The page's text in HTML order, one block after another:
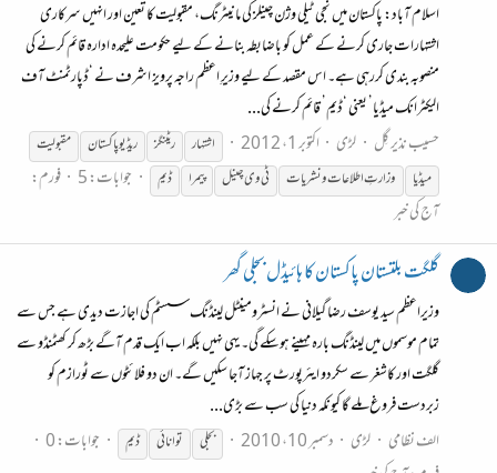
اسلام آباد: پاکستان میں نجی ٹیلی وژن چینلز کی مانیٹرنگ، مقبولیت کا تعین اور انہیں سرکاری
اشتہارات جاری کرنے کے عمل کو باضابطہ بنانے کے لیے حکومت علیحدہ ادارہ قائم کرنے کی
منصوبہ بندی کررہی ہے۔ اس مقصد کے لیے وزیرِ اعظم راجہ پرویز اشرف نے ‘ڈپارٹمنٹ آف
الیکٹرانک میڈیا’ یعنی ‘ڈیم’ قائم کرنے کی...
حسیب نذیر گِل
لڑی اکتوبر 1، 2012 اشتہار ریٹنگز ریڈیو پاکستان
مقبولیت
میڈیا
وزارتِ اطلاعات و نشریات ٹی وی چینل پیمرا ڈیم جوابات: 5
فورم:
آج کی خبر
گلگت بلتستان پاکستان کا ہائیڈل بجلی گھر
وزیراعظم سید یوسف رضا گیلانی نے انسٹرومینٹل لینڈنگ سسٹم کی اجازت دیدی ہے جس سے
تمام موسموں میں لینڈنگ بارہ مہینے ہوسکے گی۔ یہی نہیں بلکہ اب ایک قدم آگے بڑھ کر کھٹمنڈو سے
گلگت اور کاشغر سے سکردو ایئرپورٹ پر جہاز آجا سکیں گے۔ ان دو فلائٹوں سے ٹورازم کو
زبردست فروغ ملے گا کیونکہ دنیا کی سب سے بڑی...
الف نظامی
لڑی دسمبر 10، 2010 بجلی توانائی ڈیم
جوابات: 0